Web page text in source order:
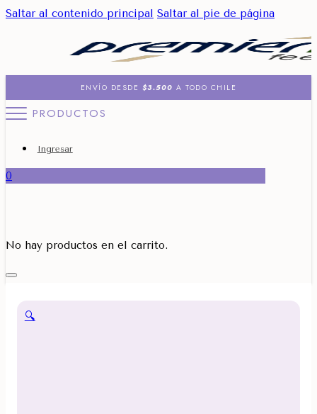
Saltar al contenido principal Saltar al pie de página
ENVÍO DESDE $3.500 A TODO CHILE
PRODUCTOS
Ingresar
0
No hay productos en el carrito.
🔍